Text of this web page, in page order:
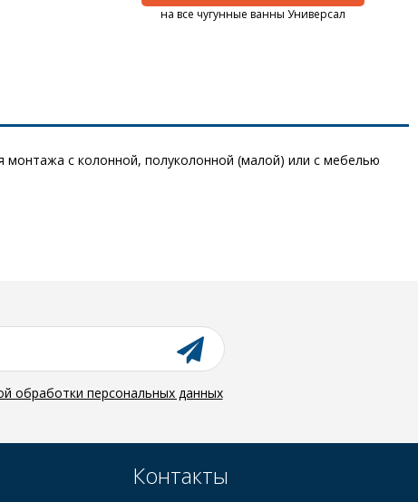
на все чугунные ванны Универсал
монтажа с колонной, полуколонной (малой) или с мебелью
обработки персональных данных
Контакты